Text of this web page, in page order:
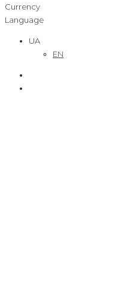
Currency
Language
UA
EN